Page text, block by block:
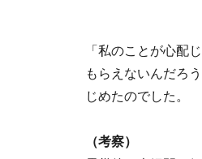
「私のことが心配
もらえないんだろ
じめたのでした。
（考察）